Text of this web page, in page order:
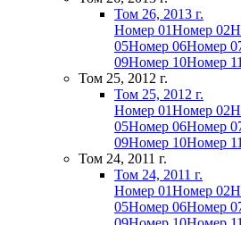
Том 26, 2013 г.
Номер 01Номер 02
05Номер 06Номер
09Номер 10Номер 11
Том 25, 2012 г.
Том 25, 2012 г.
Номер 01Номер 02
05Номер 06Номер
09Номер 10Номер 11
Том 24, 2011 г.
Том 24, 2011 г.
Номер 01Номер 02
05Номер 06Номер